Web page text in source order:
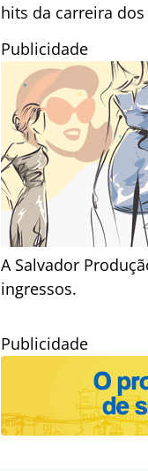
hits da carreira
Publicidade
A Salvador
ingressos.
Publicidade